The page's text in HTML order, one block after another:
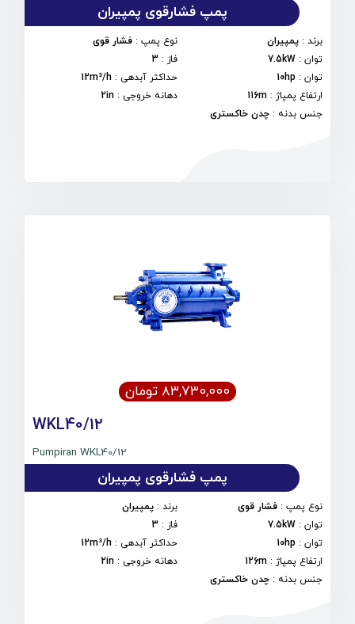
پمپ فشارقوی پمپیران
برند : پمپیران نوع پمپ: فشار قوی
توان :
7.5kW فاز :
3
توان :
10hp حداکثر آبدهی :
12m³/h
ارتفاع پمپاژ :
116m دهانه خروجی :
2in
جنس بدنه : چدن خاکستری
۸۳,۷۳۰,۰۰۰ تومان
WKL40/12
Pumpiran WKL40/12
پمپ فشارقوی پمپیران
نوع پمپ : فشار قوی برند: پمپیران
توان :
7.5kW فاز :
3
توان :
10hp حداکثر آبدهی :
12m³/h
ارتفاع پمپاژ :
126m دهانه خروجی :
2in
جنس بدنه : چدن خاکستری